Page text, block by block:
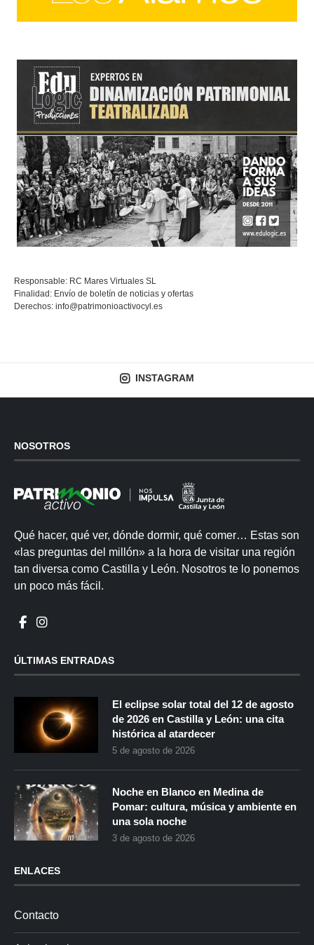
Responsable: RC Mares Virtuales SL
Finalidad: Envío de boletín de noticias y ofertas
Derechos: info@patrimonioactivocyl.es
INSTAGRAM
NOSOTROS
Qué hacer, qué ver, dónde dormir, qué comer… Estas son
«las preguntas del millón» a la hora de visitar una región
tan diversa como Castilla y León. Nosotros te lo ponemos
un poco más fácil.
ÚLTIMAS ENTRADAS
El eclipse solar total del 12 de agosto
de 2026 en Castilla y León: una cita
histórica al atardecer
5 de agosto de 2026
Noche en Blanco en Medina de
Pomar: cultura, música y ambiente en
una sola noche
3 de agosto de 2026
ENLACES
Contacto